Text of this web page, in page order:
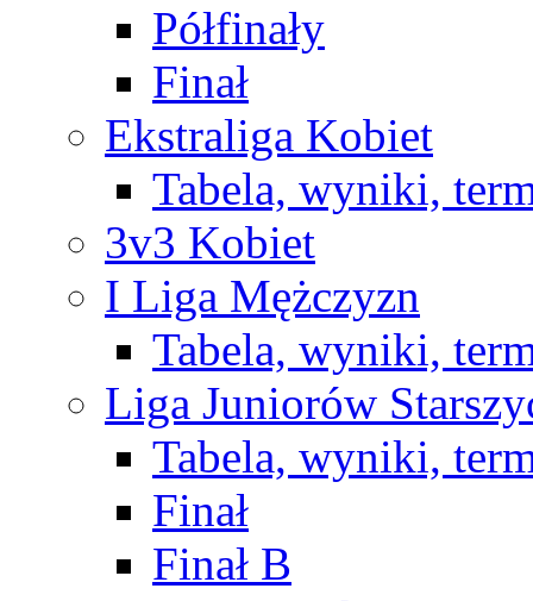
Półfinały
Finał
Ekstraliga Kobiet
Tabela, wyniki,
3v3 Kobiet
I Liga Mężczyzn
Tabela, wyniki,
Liga Juniorów
Tabela, wyniki,
Finał
Finał B